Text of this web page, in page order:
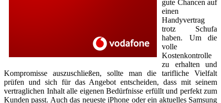
gute Chancen auf
einen
Handyvertrag
trotz Schufa
haben. Um die
volle
Kostenkontrolle
zu erhalten und
Kompromisse auszuschließen, sollte man die tarifliche Vielfalt
prüfen und sich für das Angebot entscheiden, dass mit seinem
vertraglichen Inhalt alle eigenen Bedürfnisse erfüllt und perfekt zum
Kunden passt. Auch das neueste iPhone oder ein aktuelles Samsung